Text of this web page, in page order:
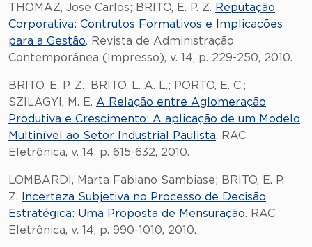
THOMAZ, Jose Carlos; BRITO, E. P. Z. Reputação
Corporativa: Contrutos Formativos e Implicações
para a Gestão. Revista de Administração
Contemporânea (Impresso), v. 14, p. 229-250, 2010.
BRITO, E. P. Z.; BRITO, L. A. L.; PORTO, E. C.;
SZILAGYI, M. E. A Relação entre Aglomeração
Produtiva e Crescimento: A aplicação de um Modelo
Multinível ao Setor Industrial Paulista. RAC
Eletrônica, v. 14, p. 615-632, 2010.
LOMBARDI, Marta Fabiano Sambiase; BRITO, E. P.
Z.
Incerteza Subjetiva no Processo de Decisão
Estratégica: Uma Proposta de Mensuração. RAC
Eletrônica, v. 14, p. 990-1010, 2010.